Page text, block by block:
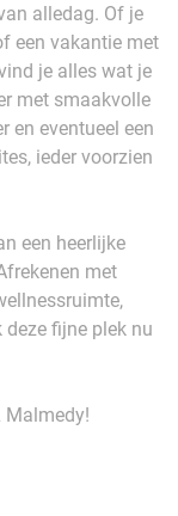
alledag. Of je
een vakantie met
je alles wat je
met smaakvolle
en eventueel een
ieder voorzien
een heerlijke
met
fijne plek nu
Malmedy!